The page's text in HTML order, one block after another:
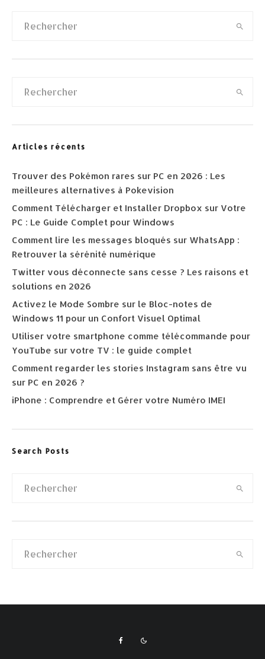
Articles récents
Trouver des Pokémon rares sur PC en 2026 : Les
meilleures alternatives à Pokevision
Comment Télécharger et Installer Dropbox sur Votre
PC : Le Guide Complet pour Windows
Comment lire les messages bloqués sur WhatsApp :
Retrouver la sérénité numérique
Twitter vous déconnecte sans cesse ? Les raisons et
solutions en 2026
Activez le Mode Sombre sur le Bloc-notes de
Windows 11 pour un Confort Visuel Optimal
Utiliser votre smartphone comme télécommande pour
YouTube sur votre TV : le guide complet
Comment regarder les stories Instagram sans être vu
sur PC en 2026 ?
iPhone : Comprendre et Gérer votre Numéro IMEI
Search Posts